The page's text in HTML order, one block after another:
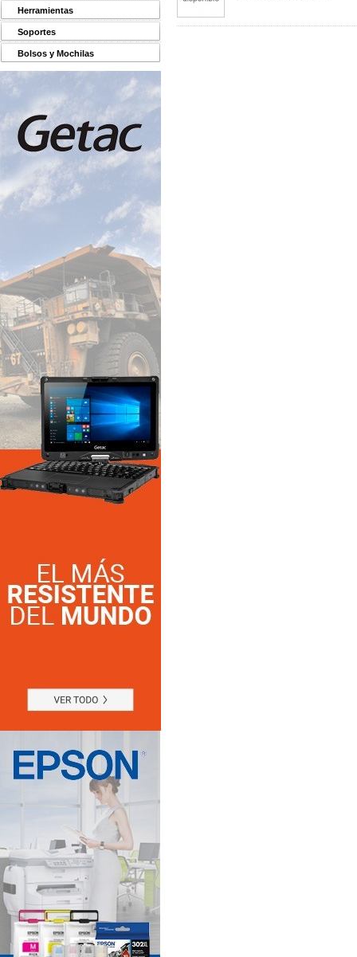
Herramientas
Soportes
Bolsos y Mochilas